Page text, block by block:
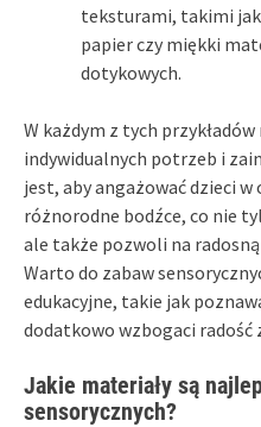
teksturami, takimi
papier czy miękki
dotykowych.
W każdym z tych
indywidualnych potrzeb i
jest, aby angażować dzieci
różnorodne bodźce, co nie
ale także pozwoli na
Warto do zabaw
edukacyjne, takie jak
dodatkowo wzbogaci radość
Jakie materiały są
sensorycznych?